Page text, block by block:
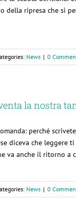
della ripresa che si
News | 0
la nostra
perché
diceva che leggere
va anche il ritorno a
News | 0